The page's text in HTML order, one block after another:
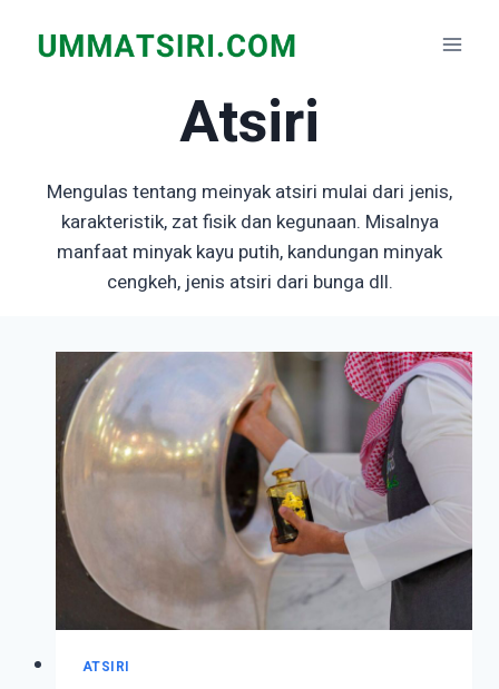
Atsiri
Mengulas tentang meinyak atsiri mulai dari jenis,
karakteristik, zat fisik dan kegunaan. Misalnya
manfaat minyak kayu putih, kandungan minyak
cengkeh, jenis atsiri dari bunga dll.
ATSIRI